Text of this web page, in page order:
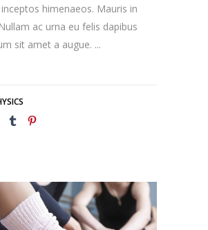
himenaeos. Mauris in
ac urna eu felis dapibus
sit amet a augue.